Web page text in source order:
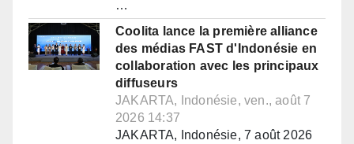
…
Coolita lance la première alliance
des médias FAST d'Indonésie en
collaboration avec les principaux
diffuseurs
JAKARTA, Indonésie, ven., août 7
2026 14:37
JAKARTA, Indonésie, 7 août 2026